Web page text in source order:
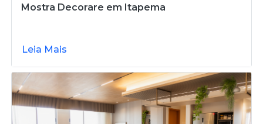
Mostra Decorare em Itapema
Leia Mais